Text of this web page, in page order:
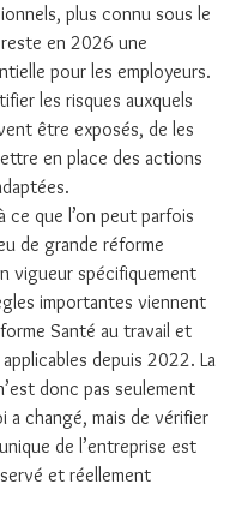
plus connu sous le
reste en 2026 une
pour les employeurs.
les risques auxquels
être exposés, de les
en place des actions
ce que l’on peut parfois
de grande réforme
vigueur spécifiquement
importantes viennent
Santé au travail et
depuis 2022. La
donc pas seulement
a changé, mais de vérifier
de l’entreprise est
et réellement